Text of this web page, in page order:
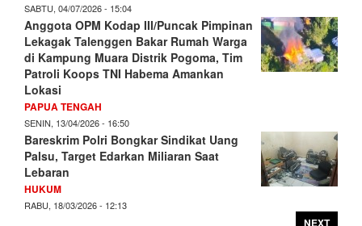
SABTU, 04/07/2026 - 15:04
Anggota OPM Kodap III/Puncak Pimpinan
Lekagak Talenggen Bakar Rumah Warga
di Kampung Muara Distrik Pogoma, Tim
Patroli Koops TNI Habema Amankan
Lokasi
PAPUA TENGAH
SENIN, 13/04/2026 - 16:50
Bareskrim Polri Bongkar Sindikat Uang
Palsu, Target Edarkan Miliaran Saat
Lebaran
HUKUM
RABU, 18/03/2026 - 12:13
NEXT